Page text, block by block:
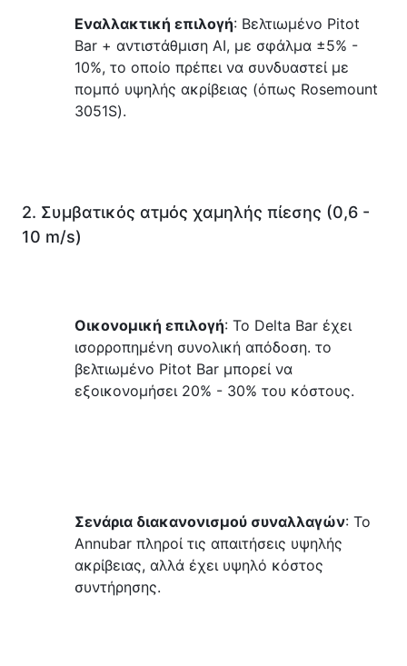
Εναλλακτική επιλογή: Βελτιωμένο Pitot
Bar + αντιστάθμιση AI, με σφάλμα ±5% -
10%, το οποίο πρέπει να συνδυαστεί με
πομπό υψηλής ακρίβειας (όπως Rosemount
3051S).
2. Συμβατικός ατμός χαμηλής πίεσης (0,6 -
10 m/s)
Οικονομική επιλογή: Το Delta Bar έχει
ισορροπημένη συνολική απόδοση. το
βελτιωμένο Pitot Bar μπορεί να
εξοικονομήσει 20% - 30% του κόστους.
Σενάρια διακανονισμού συναλλαγών: Το
Annubar πληροί τις απαιτήσεις υψηλής
ακρίβειας, αλλά έχει υψηλό κόστος
συντήρησης.